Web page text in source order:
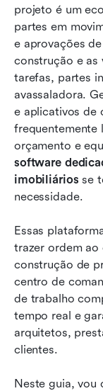
projeto é um
partes em
e aprovações
construção e as
tarefas, partes
avassaladora.
e aplicativos de
frequentemente
software
imobiliários se
necessidade.
Essas
trazer ordem ao
construção de
centro de
de trabalho
tempo real e
arquitetos,
clientes.
Neste guia, vou
8 melhores
projetos
Tabela
de
Como o Lark
projeto
Tendências
projetos
Conclusão
Perguntas
Leitura